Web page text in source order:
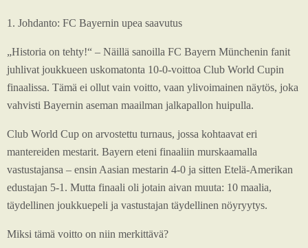
1. Johdanto: FC Bayernin upea saavutus
„Historia on tehty!“ – Näillä sanoilla FC Bayern Münchenin fanit
juhlivat joukkueen uskomatonta 10-0-voittoa Club World Cupin
finaalissa. Tämä ei ollut vain voitto, vaan ylivoimainen näytös, joka
vahvisti Bayernin aseman maailman jalkapallon huipulla.
Club World Cup on arvostettu turnaus, jossa kohtaavat eri
mantereiden mestarit. Bayern eteni finaaliin murskaamalla
vastustajansa – ensin Aasian mestarin 4-0 ja sitten Etelä-Amerikan
edustajan 5-1. Mutta finaali oli jotain aivan muuta: 10 maalia,
täydellinen joukkuepeli ja vastustajan täydellinen nöyryytys.
Miksi tämä voitto on niin merkittävä?